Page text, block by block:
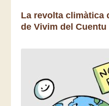
La revolta climàtica
de Vivim del Cuentu